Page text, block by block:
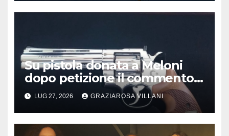
Su pistola donata a Meloni
dopo petizione il commento
del vescovo partenopeo
Mimmo Battaglia
LUG 27, 2026 GRAZIAROSA VILLANI